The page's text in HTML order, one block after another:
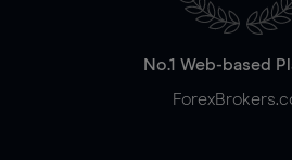
No.1 Web-based